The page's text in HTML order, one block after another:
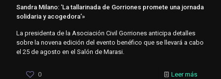
Sandra Milano: ‘La tallarinada de Gorriones promete una jornada
solidaria y acogedora’»
La presidenta de la Asociación Civil Gorriones anticipa detalles
sobre la novena edición del evento benéfico que se llevará a cabo
el 25 de agosto en el Salón de Marasi.
0 Leer más